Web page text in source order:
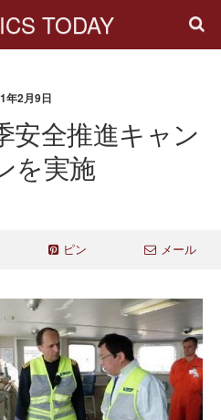
TODAY
年2月9日
安全推進キャン
を実施
ピン メール